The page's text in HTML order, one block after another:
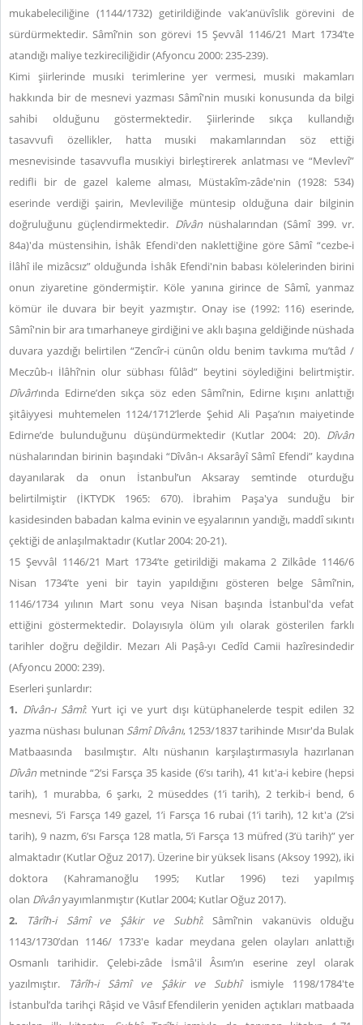
mukabeleciliğine (1144/1732) getirildiğinde vak’anüvîslik görevini de
sürdürmektedir. Sâmî’nin son görevi 15 Şevvâl 1146/21 Mart 1734’te
atandığı maliye tezkireciliğidir(Afyoncu 2000: 235-239).
Kimi şiirlerinde musıki terimlerine yer vermesi, musıki makamları
hakkında bir de mesnevi yazması Sâmî'nin musıki konusunda da bilgi
sahibi olduğunu göstermektedir. Şiirlerinde sıkça kullandığı
tasavvufi özellikler, hatta musıki makamlarından söz ettiği
mesnevisinde tasavvufla musıkiyi birleştirerek anlatması ve “Mevlevî”
redifli bir de gazel kaleme alması, Müstakîm-zâde'nin (1928: 534)
eserinde verdiği şairin, Mevleviliğe müntesip olduğuna dair bilginin
doğruluğunu güçlendirmektedir. Dîvânnüshalarından (Sâmî 399. vr.
84a)'da müstensihin, İshâk Efendi'den naklettiğine göre Sâmî “cezbe-i
İlâhî ile mizâcsız” olduğunda İshâk Efendi'nin babası kölelerinden birini
onun ziyaretine göndermiştir. Köle yanına girince de Sâmî, yanmaz
kömür ile duvara bir beyit yazmıştır. Onay ise (1992: 116) eserinde,
Sâmî'nin bir ara tımarhaneye girdiğini ve aklı başına geldiğinde nüshada
duvara yazdığı belirtilen “Zencîr-i cünûn oldu benim tavkıma mu’tâd /
Meczûb-ı İlâhî’nin olur sübhası fûlâd” beytini söylediğini belirtmiştir.
Dîvân’ında Edirne’den sıkça söz eden Sâmî’nin, Edirne kışını anlattığı
şitâiyyesi muhtemelen 1124/1712’lerde Şehid Ali Paşa’nın maiyetinde
Edirne’de bulunduğunu düşündürmektedir (Kutlar 2004: 20). Dîvân
nüshalarından birinin başındaki “Dîvân-ı Aksarâyî Sâmî Efendi” kaydına
dayanılarak da onun İstanbul’un Aksaray semtinde oturduğu
belirtilmiştir (İKTYDK 1965: 670). İbrahim Paşa'ya sunduğu bir
kasidesinden babadan kalma evinin ve eşyalarının yandığı, maddî sıkıntı
çektiği de anlaşılmaktadır (Kutlar 2004: 20-21).
15 Şevvâl 1146/21 Mart 1734’te getirildiği makama 2 Zilkâde 1146/6
Nisan 1734’te yeni bir tayin yapıldığını gösteren belge Sâmî’nin,
1146/1734 yılının Mart sonu veya Nisan başında İstanbul'da vefat
ettiğini göstermektedir. Dolayısıyla ölüm yılı olarak gösterilen farklı
tarihler doğru değildir. Mezarı Ali Paşâ-yı Cedîd Camii hazîresindedir
(Afyoncu 2000: 239).
Eserleri şunlardır:
1. Dîvân-ı Sâmî: Yurt içi ve yurt dışı kütüphanelerde tespit edilen 32
yazma nüshası bulunan Sâmî Dîvânı, 1253/1837 tarihinde Mısır'da Bulak
Matbaasında
basılmıştır. Altı nüshanın karşılaştırmasıyla hazırlanan
Dîvân metninde “2’si Farsça 35 kaside (6’sı tarih), 41 kıt'a-i kebire (hepsi
tarih), 1 murabba, 6 şarkı, 2 müseddes (1’i tarih), 2 terkib-i bend, 6
mesnevi, 5’i Farsça 149 gazel, 1’i Farsça 16 rubai (1’i tarih), 12 kıt'a (2’si
tarih), 9 nazm, 6’sı Farsça 128 matla, 5’i Farsça 13 müfred (3’ü tarih)” yer
almaktadır(Kutlar Oğuz 2017). Üzerine bir yüksek lisans (Aksoy 1992), iki
doktora (Kahramanoğlu 1995; Kutlar 1996) tezi yapılmış
olan Dîvânyayımlanmıştır(Kutlar 2004; Kutlar Oğuz 2017).
2.
Târîh-i Sâmî ve Şâkir ve Subhî: Sâmî’nin vakanüvis olduğu
1143/1730’dan 1146/ 1733'e kadar meydana gelen olayları anlattığı
Osmanlı tarihidir. Çelebi-zâde İsmâ'il Âsım’ın eserine zeyl olarak
yazılmıştır.
Târîh-i Sâmî ve Şâkir ve Subhî ismiyle 1198/1784'te
İstanbul’da tarihçi Râşid ve Vâsıf Efendilerin yeniden açtıkları matbaada